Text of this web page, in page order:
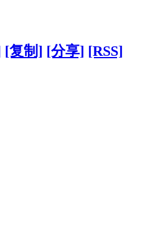
[复制] [分享] [RSS]